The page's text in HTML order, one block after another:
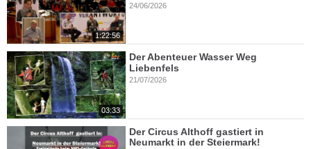
1:22:56
24/06/2026
03:33
Der Abenteuer Wasser Weg
Liebenfels
21/07/2026
Der Circus Althoff gastiert in
Neumarkt in der Steiermark!